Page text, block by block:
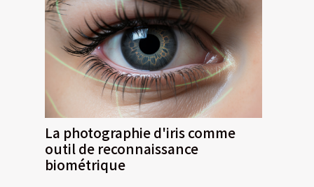
La photographie d'iris comme
outil de reconnaissance
biométrique